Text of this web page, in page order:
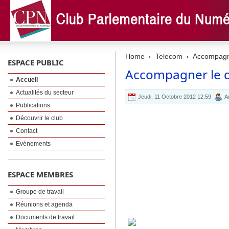
Home Telecom
Accompagner le
Jeudi, 11 Octobre 2012 12:59
ESPACE PUBLIC
Accueil
Actualités du secteur
Publications
Découvrir le club
Contact
Evénements
ESPACE MEMBRES
Groupe de travail
Réunions et agenda
Documents de travail